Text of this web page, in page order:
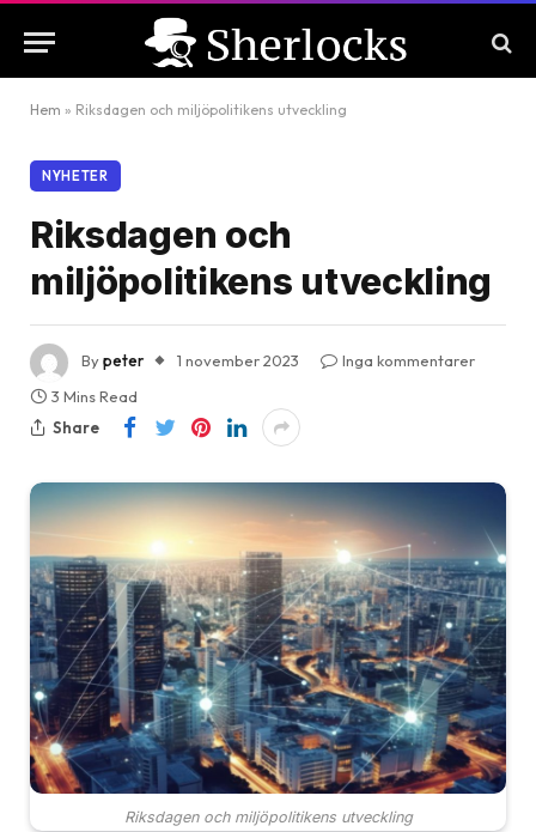
Hem » Riksdagen och miljöpolitikens utveckling
NYHETER
Riksdagen och
miljöpolitikens utveckling
Bypeter 1 november 2023
Inga kommentarer
3 Mins Read
Share
Riksdagen och miljöpolitikens utveckling